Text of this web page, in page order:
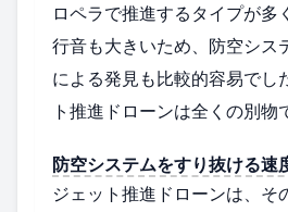
ロペラで推進するタイプが多
行音も大きいため、防空シス
による発見も比較的容易でし
ト推進ドローンは全くの別物
防空システムをすり抜ける速
ジェット推進ドローンは、そ